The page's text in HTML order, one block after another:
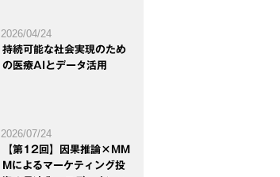
2026/04/24
持続可能な社会実現のため
の医療AIとデータ活用
2026/07/24
【第12回】因果推論×MM
Mによるマーケティング投